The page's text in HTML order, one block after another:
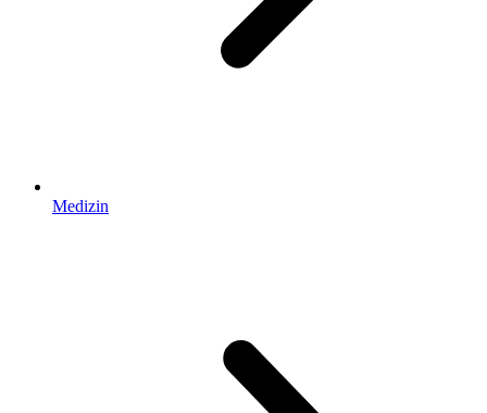
Medizin